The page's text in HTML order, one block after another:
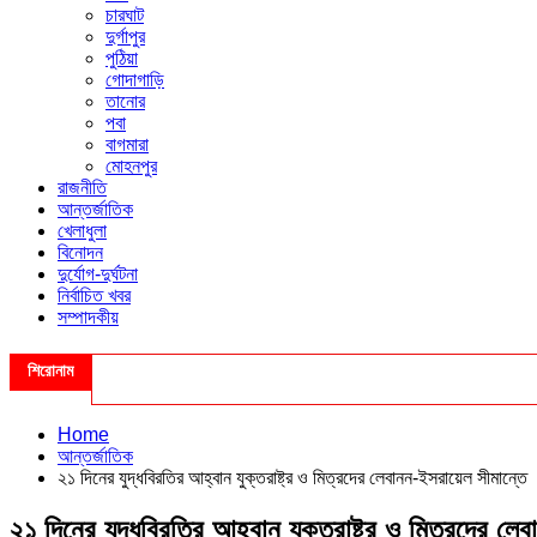
চারঘাট
দুর্গাপুর
পুঠিয়া
গোদাগাড়ি
তানোর
পবা
বাগমারা
মোহনপুর
রাজনীতি
আন্তর্জাতিক
খেলাধুলা
বিনোদন
দুর্যোগ-দুর্ঘটনা
নির্বাচিত খবর
সম্পাদকীয়
শিরোনাম
Home
আন্তর্জাতিক
২১ দিনের যুদ্ধবিরতির আহ্বান যুক্তরাষ্ট্র ও মিত্রদের লেবানন-ইসরায়েল সীমান্তে
২১ দিনের যুদ্ধবিরতির আহ্বান যুক্তরাষ্ট্র ও মিত্রদের